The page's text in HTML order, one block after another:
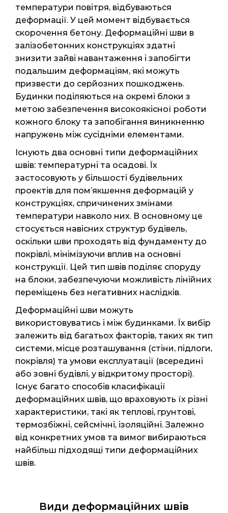
температури повітря, відбуваються
деформації. У цей момент відбувається
скорочення бетону. Деформаційні шви в
залізобетонних конструкціях здатні
знизити зайві навантаження і запобігти
подальшим деформаціям, які можуть
призвести до серйозних пошкоджень.
Будинки поділяються на окремі блоки з
метою забезпечення високоякісної роботи
кожного блоку та запобігання виникненню
напружень між сусідніми елементами.
Існують два основні типи деформаційних
швів: температурні та осадові. Їх
застосовують у більшості будівельних
проектів для пом’якшення деформацій у
конструкціях, спричинених змінами
температури навколо них. В основному це
стосується навісних структур будівель,
оскільки шви проходять від фундаменту до
покрівлі, мінімізуючи вплив на основні
конструкції. Цей тип швів поділяє споруду
на блоки, забезпечуючи можливість лінійних
переміщень без негативних наслідків.
Деформаційні шви можуть
використовуватись і між будинками. Їх вибір
залежить від багатьох факторів, таких як тип
системи, місце розташування (стіни, підлоги,
покрівля) та умови експлуатації (всередині
або зовні будівлі, у відкритому просторі).
Існує багато способів класифікації
деформаційних швів, що враховують їх різні
характеристики, такі як теплові, грунтові,
термозбіжні, сейсмічні, ізоляційні. Залежно
від конкретних умов та вимог вибираються
найбільш підходящі типи деформаційних
швів.
Види деформаційних швів